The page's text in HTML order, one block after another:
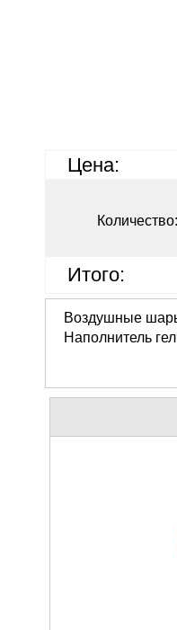
Цена:
Количество:
Итого:
Воздушные
Наполнитель